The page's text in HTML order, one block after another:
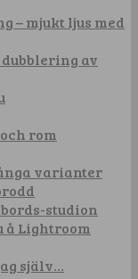
– mjukt ljus med
av
rom
varianter
studion
å Lightroom
själv…